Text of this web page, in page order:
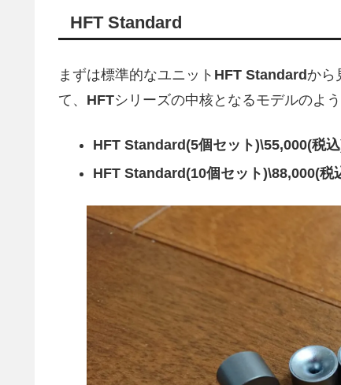
HFT Standard
まずは標準的なユニット HFT Standardから
て、 HFTシリーズの中核となるモデルのよう
HFT Standard(5個セット)\55,000(税
HFT Standard(10個セット)\88,000(税